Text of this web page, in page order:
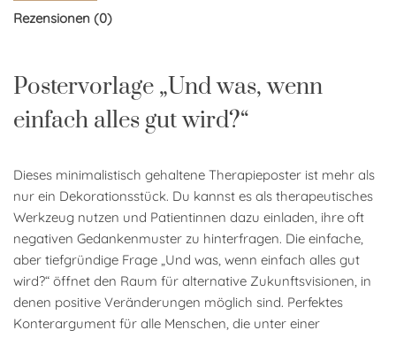
Rezensionen (0)
Postervorlage „Und was, wenn
einfach alles gut wird?“
Dieses minimalistisch gehaltene Therapieposter ist mehr als
nur ein Dekorationsstück. Du kannst es als therapeutisches
Werkzeug nutzen und Patientinnen dazu einladen, ihre oft
negativen Gedankenmuster zu hinterfragen. Die einfache,
aber tiefgründige Frage „Und was, wenn einfach alles gut
wird?“ öffnet den Raum für alternative Zukunftsvisionen, in
denen positive Veränderungen möglich sind. Perfektes
Konterargument für alle Menschen, die unter einer